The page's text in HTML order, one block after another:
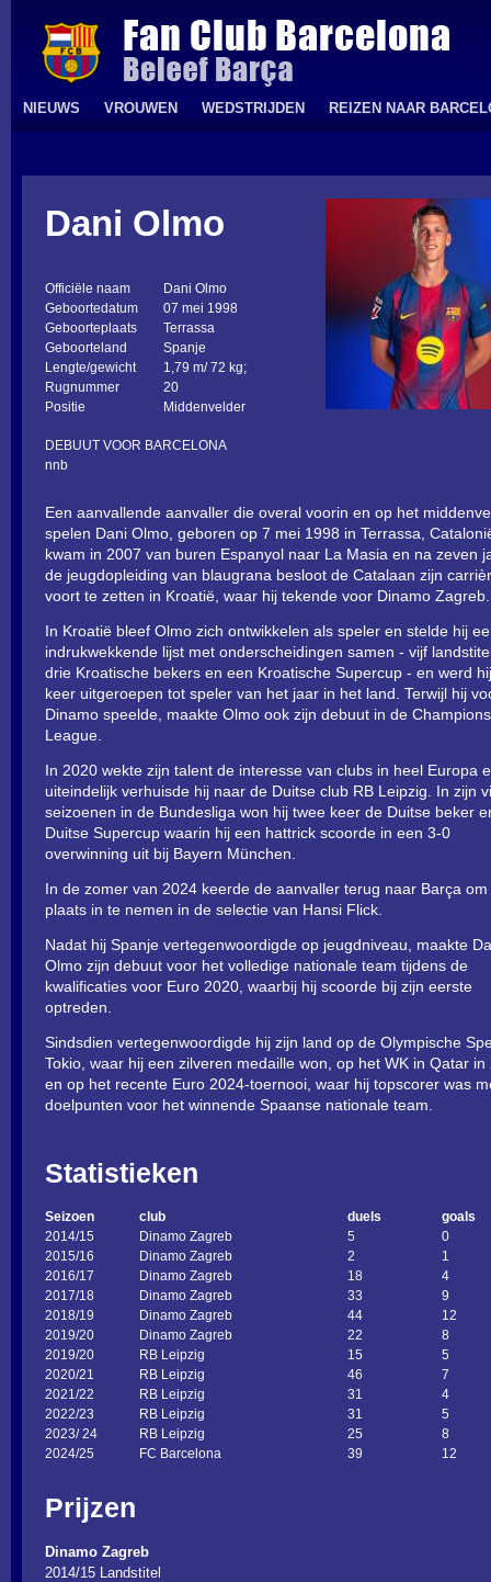
NIEUWS VROUWEN WEDSTRIJDEN REIZEN NAAR
Dani Olmo
Officiële naam
Dani Olmo
Geboortedatum
07 mei 1998
Geboorteplaats
Terrassa
Geboorteland
Spanje
Lengte/gewicht
1,79 m/ 72 kg;
Rugnummer
20
Positie
Middenvelder
DEBUUT VOOR BARCELONA
nnb
Een aanvallende aanvaller die overal voorin en op het
spelen Dani Olmo, geboren op 7 mei 1998 in Terrassa,
kwam in 2007 van buren Espanyol naar La Masia en na zeven
de jeugdopleiding van blaugrana besloot de Catalaan zijn
voort te zetten in Kroatië, waar hij tekende voor Dinamo Zagreb.
In Kroatië bleef Olmo zich ontwikkelen als speler en stelde hij
indrukwekkende lijst met onderscheidingen samen - vijf
drie Kroatische bekers en een Kroatische Supercup - en werd
keer uitgeroepen tot speler van het jaar in het land. Terwijl hij
Dinamo speelde, maakte Olmo ook zijn debuut in de Champions
League.
In 2020 wekte zijn talent de interesse van clubs in heel Europa
uiteindelijk verhuisde hij naar de Duitse club RB Leipzig. In zijn
seizoenen in de Bundesliga won hij twee keer de Duitse beker
Duitse Supercup waarin hij een hattrick scoorde in een 3-0
overwinning uit bij Bayern München.
In de zomer van 2024 keerde de aanvaller terug naar Barça om
plaats in te nemen in de selectie van Hansi Flick.
Nadat hij Spanje vertegenwoordigde op jeugdniveau, maakte
Olmo zijn debuut voor het volledige nationale team tijdens de
kwalificaties voor Euro 2020, waarbij hij scoorde bij zijn eerste
optreden.
Sindsdien vertegenwoordigde hij zijn land op de Olympische
Tokio, waar hij een zilveren medaille won, op het WK in Qatar in
en op het recente Euro 2024-toernooi, waar hij topscorer was
doelpunten voor het winnende Spaanse nationale team.
Statistieken
Seizoen club duels
goals
2014/15
Dinamo Zagreb 5
0
2015/16
Dinamo Zagreb 2
1
2016/17
Dinamo Zagreb 18
4
2017/18
Dinamo Zagreb 33
9
2018/19
Dinamo Zagreb 44
12
2019/20
Dinamo Zagreb 22
8
2019/20
RB Leipzig 15
5
2020/21
RB Leipzig 46
7
2021/22
RB Leipzig 31
4
2022/23
RB Leipzig 31
5
2023/ 24
RB Leipzig 25
8
2024/25
FC Barcelona 39 12
Prijzen
Dinamo Zagreb
2014/15 Landstitel